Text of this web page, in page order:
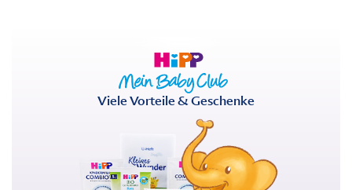
Viele Vorteile & Geschenke